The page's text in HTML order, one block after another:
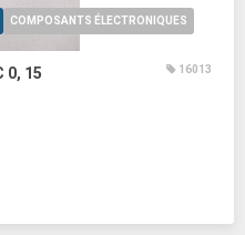
COMPOSANTS ÉLECTRONIQUES
0, 15 16013